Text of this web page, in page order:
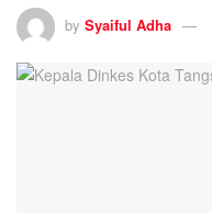
by Syaiful Adha